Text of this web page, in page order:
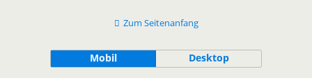
Zum Seitenanfang
Mobil Desktop